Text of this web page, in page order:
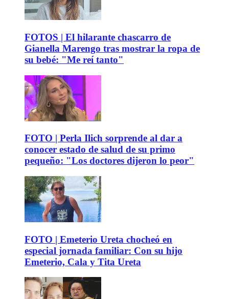
FOTOS | El hilarante chascarro de
Gianella Marengo tras mostrar la ropa de
su bebé: "Me reí tanto"
FOTO | Perla Ilich sorprende al dar a
conocer estado de salud de su primo
pequeño: "Los doctores dijeron lo peor"
FOTO | Emeterio Ureta chocheó en
especial jornada familiar: Con su hijo
Emeterio, Cala y Tita Ureta